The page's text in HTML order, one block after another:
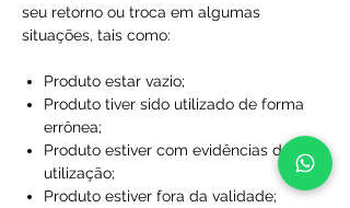
seu retorno ou troca em algumas
situações, tais como:
Produto estar vazio;
Produto tiver sido utilizado de forma
errônea;
Produto estiver com evidências de
utilização;
Produto estiver fora da validade;